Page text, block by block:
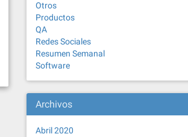
Otros
Productos
QA
Redes Sociales
Resumen Semanal
Software
Archivos
Abril 2020